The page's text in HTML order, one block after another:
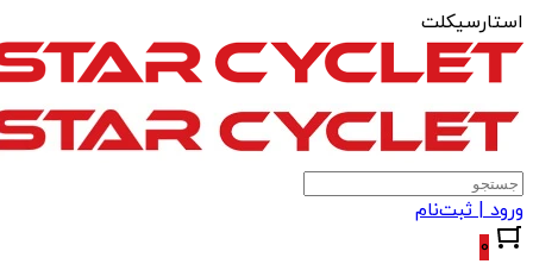
استارسیکلت
ورود | ثبت‌نام
0